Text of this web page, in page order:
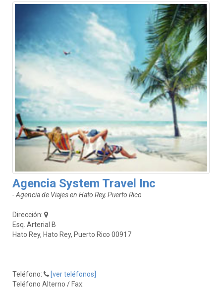
Agencia System Travel Inc
- Agencia de Viajes en Hato Rey, Puerto Rico
Dirección:
Esq. Arterial B
Hato Rey, Hato Rey, Puerto Rico 00917
Teléfono:
[ver teléfonos]
Teléfono Alterno / Fax: